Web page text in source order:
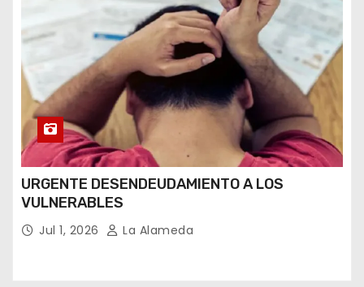
URGENTE DESENDEUDAMIENTO A LOS
VULNERABLES
Jul 1, 2026 La Alameda